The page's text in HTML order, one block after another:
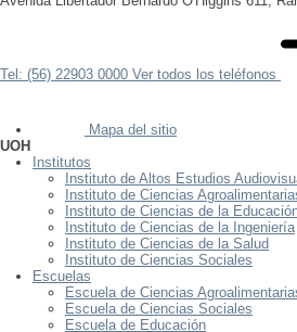
Tel: (56) 22903 0000 Ver todos los teléfonos
Mapa del sitio
UOH
Institutos
Instituto de Altos Estudios
Instituto de Ciencias
Instituto de Ciencias de la
Instituto de Ciencias de la Ingeniería
Instituto de Ciencias de la Salud
Instituto de Ciencias Sociales
Escuelas
Escuela de Ciencias
Escuela de Ciencias Sociales
Escuela de Educación